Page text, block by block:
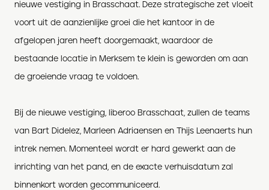
nieuwe vestiging in Brasschaat. Deze strategische zet vloeit
voort uit de aanzienlijke groei die het kantoor in de
afgelopen jaren heeft doorgemaakt, waardoor de
bestaande locatie in Merksem te klein is geworden om aan
de groeiende vraag te voldoen.
Bij de nieuwe vestiging, liberoo Brasschaat, zullen de teams
van Bart Didelez, Marleen Adriaensen en Thijs Leenaerts hun
intrek nemen. Momenteel wordt er hard gewerkt aan de
inrichting van het pand, en de exacte verhuisdatum zal
binnenkort worden gecommuniceerd.